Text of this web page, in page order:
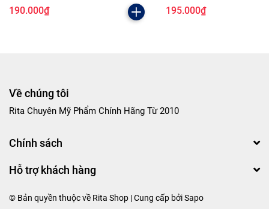
190.000₫ 195.000₫
Về chúng tôi
Rita Chuyên Mỹ Phẩm Chính Hãng Từ 2010
Chính sách
Hỗ trợ khách hàng
© Bản quyền thuộc về Rita Shop | Cung cấp bởiSapo